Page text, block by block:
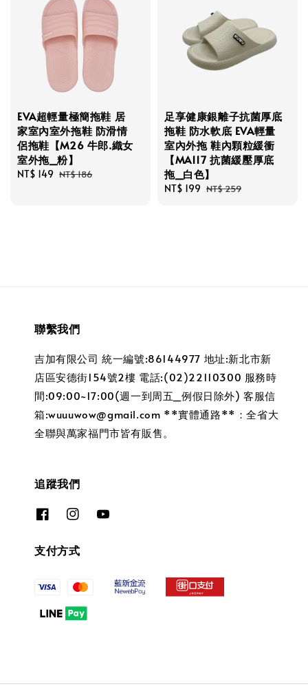
EVA超輕量極簡拖鞋 居
家室內室外拖鞋 防滑情
侶拖鞋【M26 牛郎.織女
室外拖_粉】
Sale
NT$ 149 Regular
NT$ 186
足享健康銀離子抗菌厚底
拖鞋 防水軟底 EVA輕量
室內外拖 鞋內顆粒緩衝
【MA117 抗菌緩壓厚底
拖_白色】
Sale
NT$ 199 Regular
NT$ 259
聯繫我們
吉加有限公司 統一編號:86144977 地址:新北市新
店區安德街154號2樓 電話:(02)22110300 服務時
間:09:00~17:00(週一到周五_例假日除外) 客服信
箱:wuuuwow@gmail.com **實體通路**：全省大
全聯與萬家福門市皆有販售。
追蹤我們
支付方式